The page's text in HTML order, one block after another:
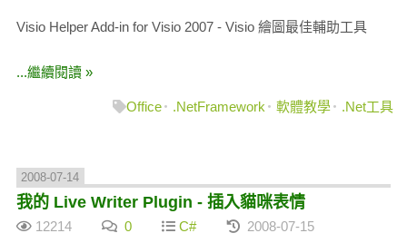
Visio Helper Add-in for Visio 2007 - Visio 繪圖最佳輔助工具
...繼續閱讀 »
Office .NetFramework 軟體教學 .Net工具
2008-07-14
我的 Live Writer Plugin - 插入貓咪表情
12214 0 C# 2008-07-15